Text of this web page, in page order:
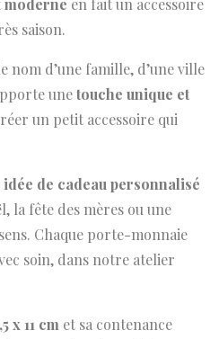
moderne en fait un accessoire
saison.
nom d’une famille, d’une ville
unetouche unique et
un petit accessoire qui
de cadeau personnalisé
la fête des mères ou une
Chaque porte-monnaie
soin, dans notre atelier
x 11 cm et sa contenance